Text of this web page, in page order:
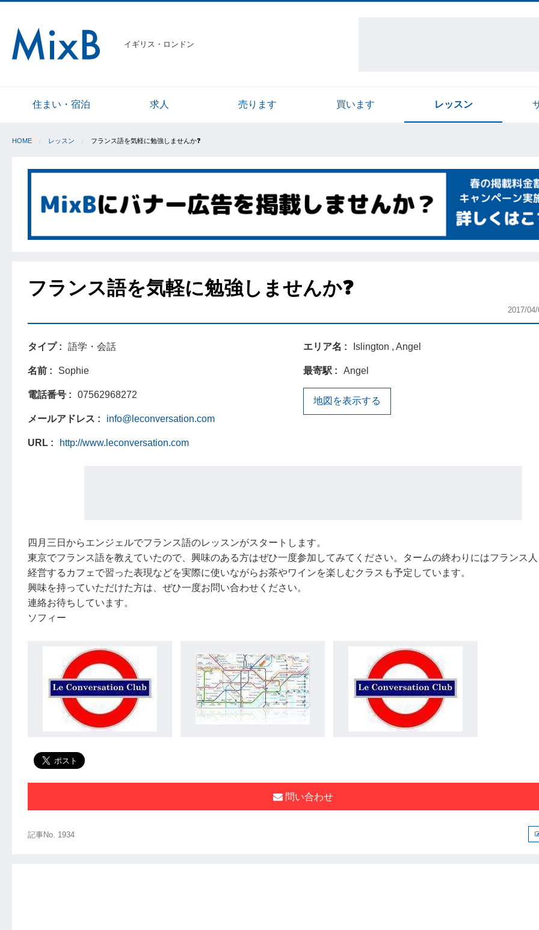
イギリス・ロンドン
住まい・宿泊 求人 売ります 買います レッスン
HOME レッスン フランス語を気軽に勉強しませんか❓
フランス語を気軽に勉強しませんか❓
2017/
タイプ 語学・会話
名前 Sophie
電話番号 07562968272
メールアドレス info@leconversation.com
URL http://www.leconversation.com
エリア名 Islington , Angel
最寄駅 Angel
地図を表示する
四月三日からエンジェルでフランス語のレッスンがスタートします。
東京でフランス語を教えていたので、興味のある方はぜひ一度参加してみてください。タームの終わりにはフランス
経営するカフェで習った表現などを実際に使いながらお茶やワインを楽しむクラスも予定しています。
興味を持っていただけた方は、ぜひ一度お問い合わせください。
連絡お待ちしています。
ソフィー
問い合わせ
記事No. 1934